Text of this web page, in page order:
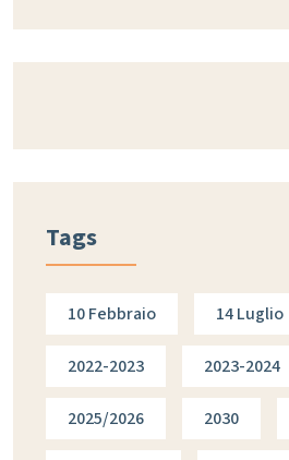
Tags
10 Febbraio 14 Luglio
2022-2023 2023-2024
2025/2026 2030